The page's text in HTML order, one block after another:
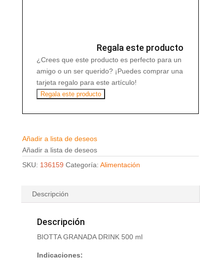
Regala este producto
¿Crees que este producto es perfecto para un
amigo o un ser querido? ¡Puedes comprar una
tarjeta regalo para este artículo!
Regala este producto
Añadir a lista de deseos
Añadir a lista de deseos
SKU: 136159 Categoría: Alimentación
Descripción
Descripción
BIOTTA GRANADA DRINK 500 ml
Indicaciones: